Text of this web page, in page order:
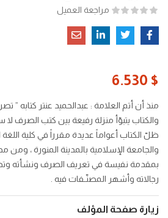
مراجعة العميل
6.530 $
والكتاب يتبوّأ منزلة رفيعة بين كتب الصرف
ظلّ الكتاب أعواماً عديدة مقرراً في كلية اللغة
والجامعة الإسلامية بالمدينة المنورة ،
بمقدمة نفيسة في تعريف الصرف ونشأته
رجالاته وأشهر المصنّـفات فيه .
زيارة صفحة المؤلف